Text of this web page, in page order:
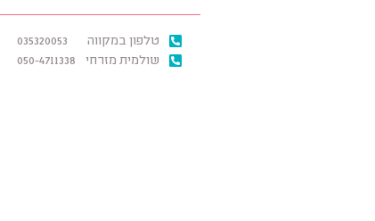
טלפון במקווה
035320053
שולמית מזרחי
050-4711338